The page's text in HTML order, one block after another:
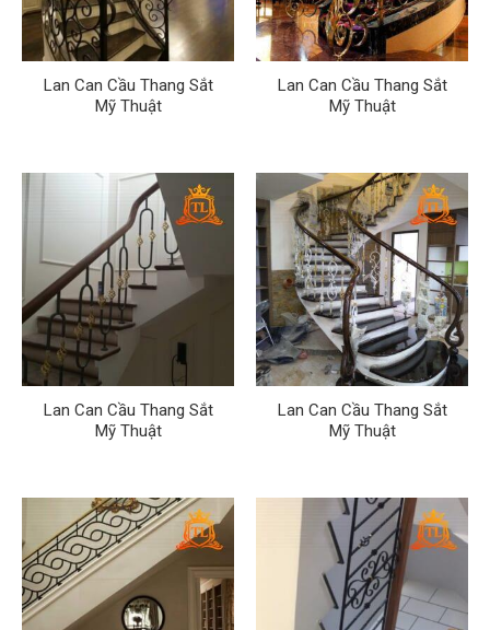
Lan Can Cầu Thang Sắt
Mỹ Thuật
Lan Can Cầu Thang Sắt
Mỹ Thuật
Lan Can Cầu Thang Sắt
Mỹ Thuật
Lan Can Cầu Thang Sắt
Mỹ Thuật